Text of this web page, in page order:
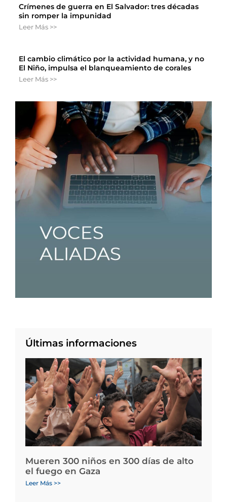
Crímenes de guerra en El Salvador: tres décadas
sin romper la impunidad
Leer Más >>
El cambio climático por la actividad humana, y no
El Niño, impulsa el blanqueamiento de corales
Leer Más >>
Últimas informaciones
Mueren 300 niños en 300 días de alto
el fuego en Gaza
Leer Más >>